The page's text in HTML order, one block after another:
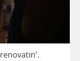
renovatin'.